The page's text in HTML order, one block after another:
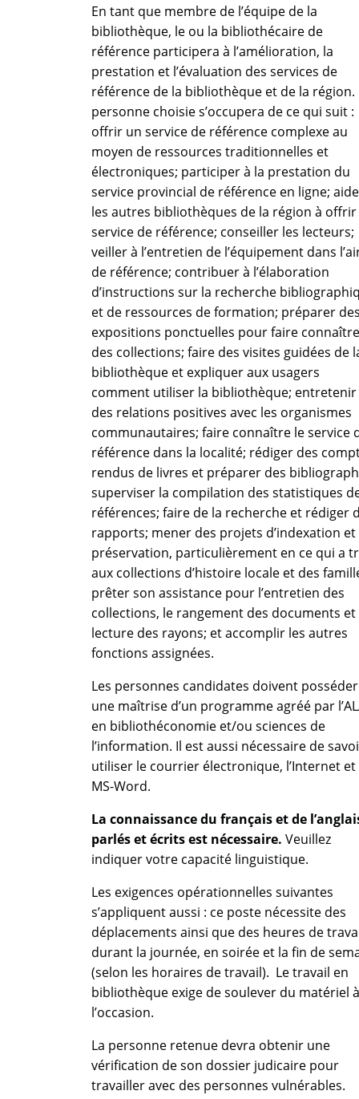
En tant que membre de l’équipe de la
bibliothèque, le ou la bibliothécaire de
référence participera à l’amélioration, la
prestation et l’évaluation des services de
référence de la bibliothèque et de la région.
personne choisie s’occupera de ce qui suit :
offrir un service de référence complexe au
moyen de ressources traditionnelles et
électroniques; participer à la prestation du
service provincial de référence en ligne;
les autres bibliothèques de la région à
service de référence; conseiller les lecteurs;
veiller à l’entretien de l’équipement dans
de référence; contribuer à l’élaboration
d’instructions sur la recherche
et de ressources de formation; préparer des
expositions ponctuelles pour faire connaître
des collections; faire des visites guidées de
bibliothèque et expliquer aux usagers
comment utiliser la bibliothèque; entretenir
des relations positives avec les organismes
communautaires; faire connaître le service
référence dans la localité; rédiger des
rendus de livres et préparer des
superviser la compilation des statistiques
références; faire de la recherche et rédiger
rapports; mener des projets d’indexation et
préservation, particulièrement en ce qui a
aux collections d’histoire locale et des
prêter son assistance pour l’entretien des
collections, le rangement des documents et
lecture des rayons; et accomplir les autres
fonctions assignées.
Les personnes candidates doivent posséder
une maîtrise d’un programme agréé par
en bibliothéconomie et/ou sciences de
l’information. Il est aussi nécessaire de
utiliser le courrier électronique, l’Internet et
MS-Word.
La connaissance du français et de
parlés et écrits est nécessaire. Veuillez
indiquer votre capacité linguistique.
Les exigences opérationnelles suivantes
s’appliquent aussi : ce poste nécessite des
déplacements ainsi que des heures de
durant la journée, en soirée et la fin de
(selon les horaires de travail). Le travail en
bibliothèque exige de soulever du matériel à
l’occasion.
La personne retenue devra obtenir une
vérification de son dossier judicaire pour
travailler avec des personnes vulnérables.